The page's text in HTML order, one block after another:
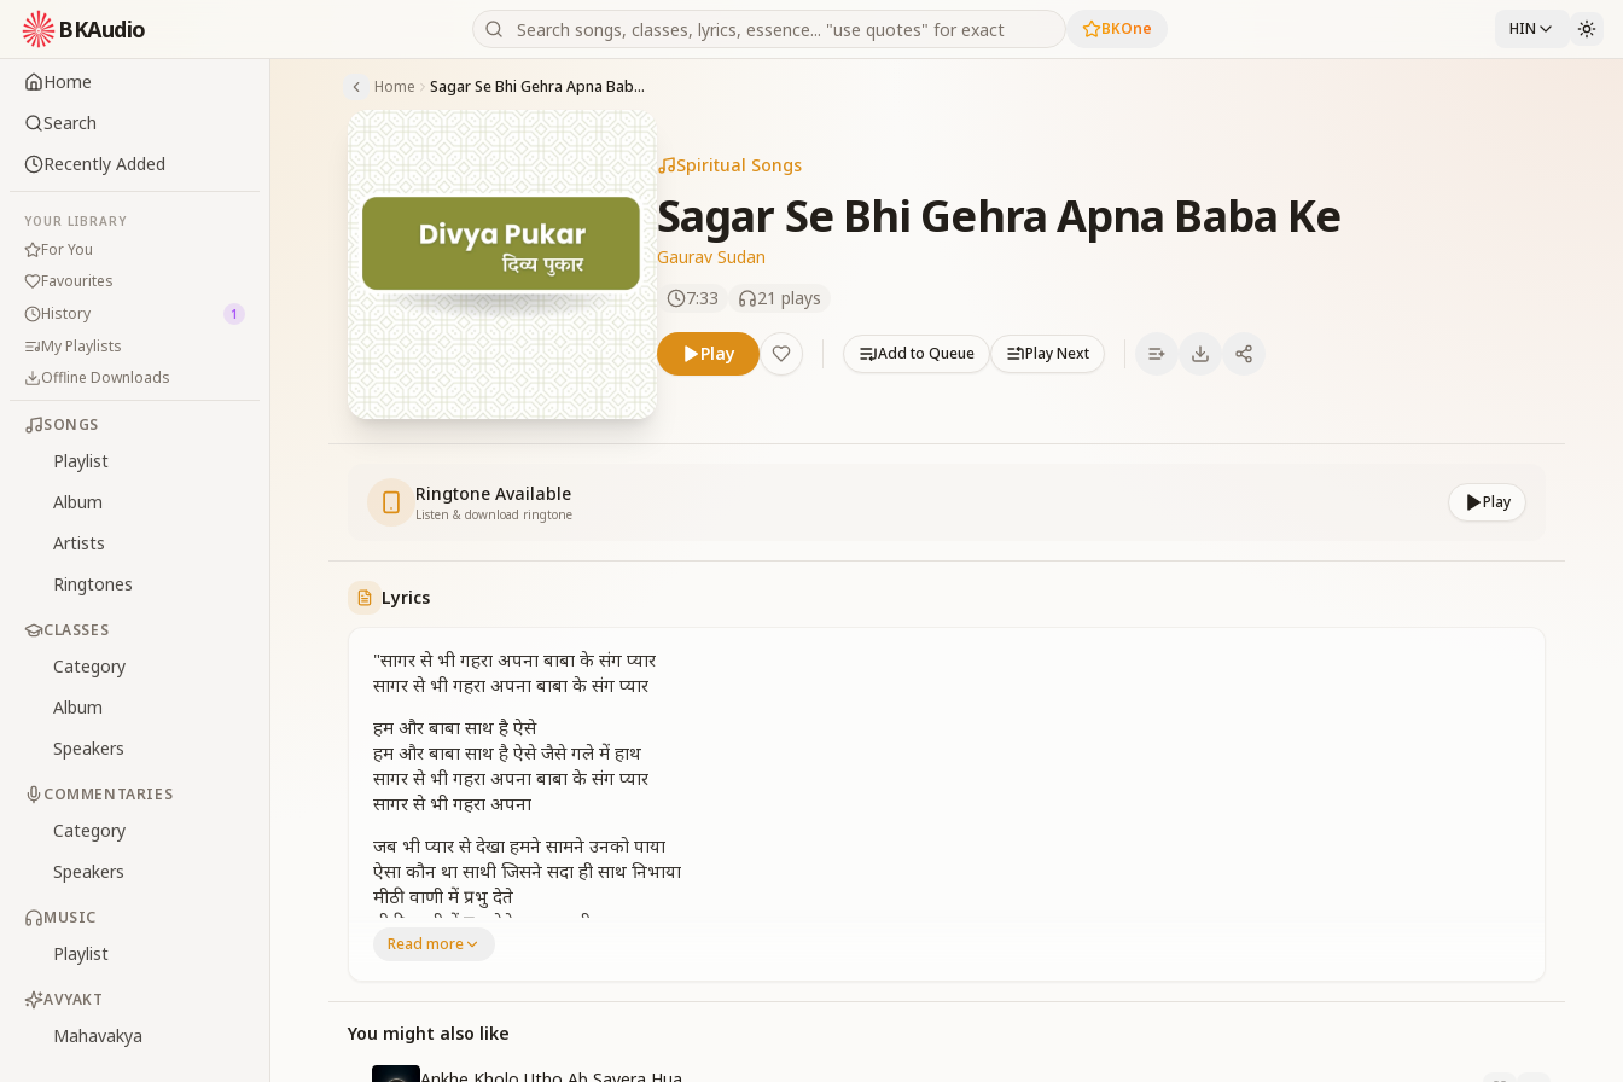
BKAudio BKOne HIN
Home
Search
Recently Added
YOUR LIBRARY
For You
Favourites
History
1
My Playlists
Offline Downloads
SONGS
Playlist
Album
Artists
Ringtones
CLASSES
Category
Album
Speakers
COMMENTARIES
Category
Speakers
MUSIC
Playlist
AVYAKT
Mahavakya
Home Sagar Se Bhi Gehra Apna Baba Ke
Spiritual Songs
Sagar Se Bhi Gehra Apna Baba Ke
Gaurav Sudan
7:33
21 plays
Play Add to Queue Play Next
Ringtone Available
Listen & download ringtone
Play
Lyrics
"सागर से भी गहरा अपना बाबा के संग प्यार
सागर से भी गहरा अपना बाबा के संग प्यार
हम और बाबा साथ है ऐसे
हम और बाबा साथ है ऐसे जैसे गले में हाथ
सागर से भी गहरा अपना बाबा के संग प्यार
सागर से भी गहरा अपना
जब भी प्यार से देखा हमने सामने उनको पाया
ऐसा कौन था साथी जिसने सदा ही साथ निभाया
मीठी वाणी में प्रभु देते
मीठी वाणी में प्रभु देते ए हरदम दीदार
सागर से भी गहरा अपना बाबा के संग प्यार
टूट कभी ना सकता ये जनम जनम का साथ
ऐसे अनोखे प्यार पे अपना ऐसे अनोखे प्यार पे अपना तन मन सदा निसाद
Read more
You might also like